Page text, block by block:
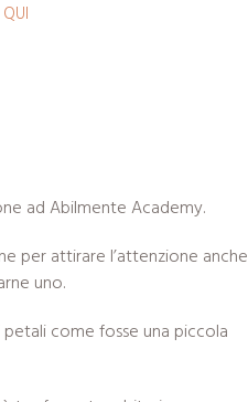
ad Abilmente Academy.
per attirare l’attenzione anche
uno.
come fosse una piccola